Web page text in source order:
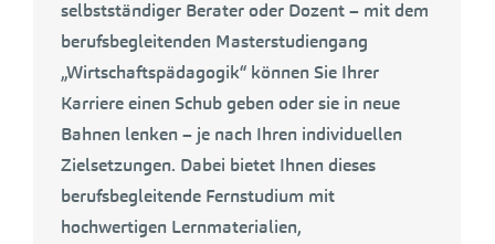
selbstständiger Berater oder Dozent – mit dem
berufsbegleitenden Masterstudiengang
„Wirtschaftspädagogik“ können Sie Ihrer
Karriere einen Schub geben oder sie in neue
Bahnen lenken – je nach Ihren individuellen
Zielsetzungen. Dabei bietet Ihnen dieses
berufsbegleitende Fernstudium mit
hochwertigen Lernmaterialien,